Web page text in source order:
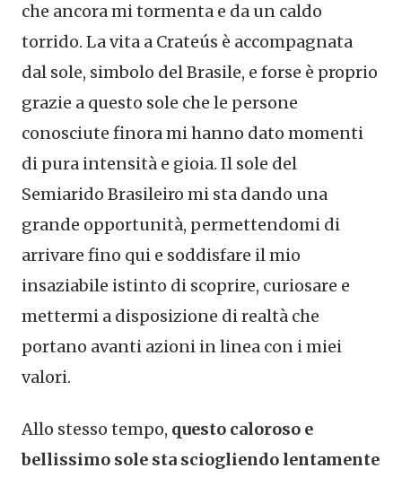
che ancora mi tormenta e da un caldo
torrido. La vita a Crateús è accompagnata
dal sole, simbolo del Brasile, e forse è proprio
grazie a questo sole che le persone
conosciute finora mi hanno dato momenti
di pura intensità e gioia. Il sole del
Semiarido Brasileiro mi sta dando una
grande opportunità, permettendomi di
arrivare fino qui e soddisfare il mio
insaziabile istinto di scoprire, curiosare e
mettermi a disposizione di realtà che
portano avanti azioni in linea con i miei
valori.
Allo stesso tempo, questo caloroso e
bellissimo sole sta sciogliendo lentamente